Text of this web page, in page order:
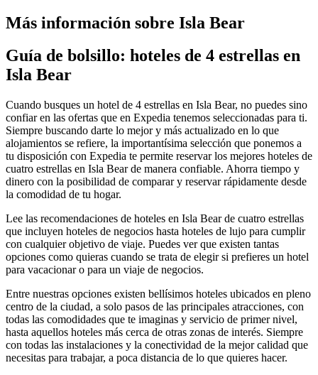
Más información sobre Isla Bear
Guía de bolsillo: hoteles de 4 estrellas en
Isla Bear
Cuando busques un hotel de 4 estrellas en Isla Bear, no puedes sino
confiar en las ofertas que en Expedia tenemos seleccionadas para ti.
Siempre buscando darte lo mejor y más actualizado en lo que
alojamientos se refiere, la importantísima selección que ponemos a
tu disposición con Expedia te permite reservar los mejores hoteles de
cuatro estrellas en Isla Bear de manera confiable. Ahorra tiempo y
dinero con la posibilidad de comparar y reservar rápidamente desde
la comodidad de tu hogar.
Lee las recomendaciones de hoteles en Isla Bear de cuatro estrellas
que incluyen hoteles de negocios hasta hoteles de lujo para cumplir
con cualquier objetivo de viaje. Puedes ver que existen tantas
opciones como quieras cuando se trata de elegir si prefieres un hotel
para vacacionar o para un viaje de negocios.
Entre nuestras opciones existen bellísimos hoteles ubicados en pleno
centro de la ciudad, a solo pasos de las principales atracciones, con
todas las comodidades que te imaginas y servicio de primer nivel,
hasta aquellos hoteles más cerca de otras zonas de interés. Siempre
con todas las instalaciones y la conectividad de la mejor calidad que
necesitas para trabajar, a poca distancia de lo que quieres hacer.